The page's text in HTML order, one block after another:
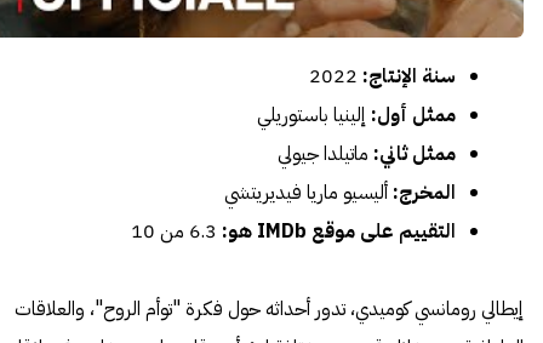
سنة الإنتاج: 2022
ممثل أول: إلينيا باستوريلي
ممثل ثاني: ماتيلدا جيولي
المخرج: أليسيو ماريا فيديريتشي
التقييم على موقع IMDb هو:
6.3 من 10
إيطالي رومانسي كوميدي، تدور أحداثه حول فكرة "توأم الروح"، والعلاقات